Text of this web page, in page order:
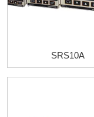
SRS10A